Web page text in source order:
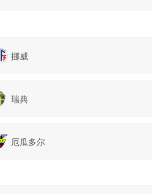
挪威
瑞典
厄瓜多尔